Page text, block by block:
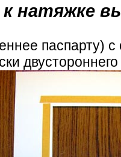
натяжке
паспарту)
двустороннего